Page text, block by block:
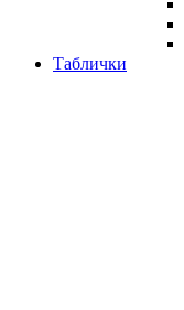
Таблички